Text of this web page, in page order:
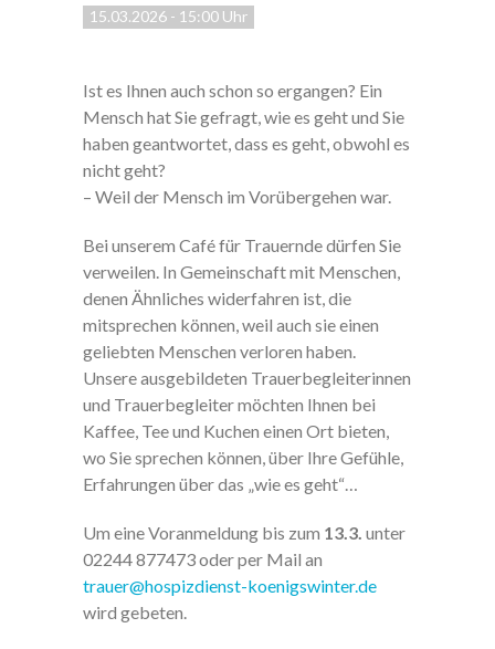
15.03.2026- 15:00 Uhr
Ist es Ihnen auch schon so ergangen? Ein
Mensch hat Sie gefragt, wie es geht und Sie
haben geantwortet, dass es geht, obwohl es
nicht geht?
– Weil der Mensch im Vorübergehen war.
Bei unserem Café für Trauernde dürfen Sie
verweilen. In Gemeinschaft mit Menschen,
denen Ähnliches widerfahren ist, die
mitsprechen können, weil auch sie einen
geliebten Menschen verloren haben.
Unsere ausgebildeten Trauerbegleiterinnen
und Trauerbegleiter möchten Ihnen bei
Kaffee, Tee und Kuchen einen Ort bieten,
wo Sie sprechen können, über Ihre Gefühle,
Erfahrungen über das „wie es geht“…
Um eine Voranmeldung bis zum 13.3. unter
02244 877473 oder per Mail an
trauer@hospizdienst-koenigswinter.de
wird gebeten.